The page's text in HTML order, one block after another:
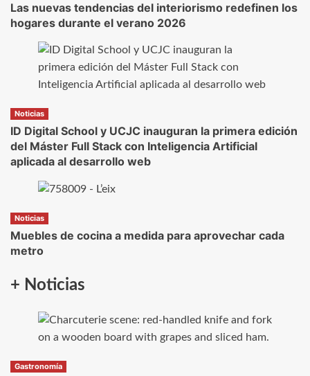
Las nuevas tendencias del interiorismo redefinen los
hogares durante el verano 2026
Noticias
ID Digital School y UCJC inauguran la primera edición
del Máster Full Stack con Inteligencia Artificial
aplicada al desarrollo web
Noticias
Muebles de cocina a medida para aprovechar cada
metro
+ Noticias
Gastronomía